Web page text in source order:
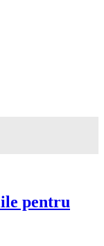
pentru